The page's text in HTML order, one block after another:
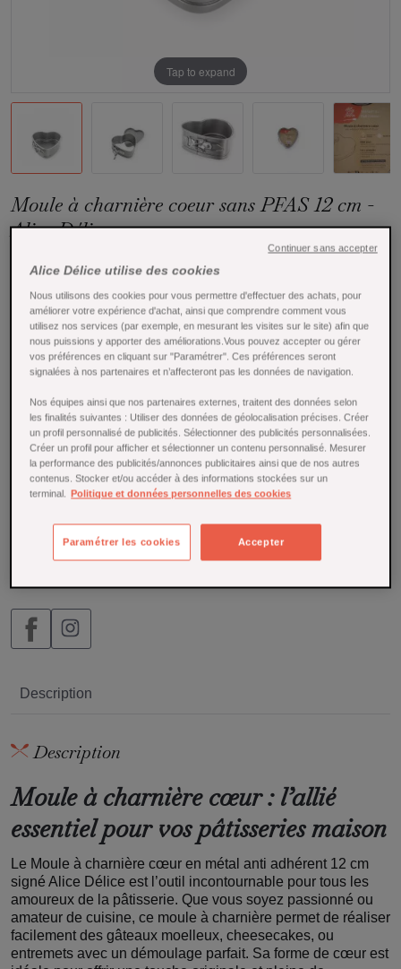
Tap to expand
Moule à charnière coeur sans PFAS 12 cm -
Alice Délice
Réaliser de délicieuses pâtisseries remplies d’amour avec
ce moule à charnière en métal anti adhérent de la marque
Alice Délice en forme de cœur.
En savoir plus
En stock
12,00 €
🕒 Livraison sous 3-4 jours - gratuite dès 69€ avec Mondial
Relay
 AJOUTER AU PANIER
Description
Description
Moule à charnière cœur : l’allié
essentiel pour vos pâtisseries maison
Le Moule à charnière cœur en métal anti adhérent 12 cm
signé Alice Délice est l’outil incontournable pour tous les
amoureux de la pâtisserie. Que vous soyez passionné ou
amateur de cuisine, ce moule à charnière permet de réaliser
facilement des gâteaux moelleux, cheesecakes, ou
entremets avec un démoulage parfait. Sa forme de cœur est
Alice Délice utilise des cookies
Nous utilisons des cookies pour vous permettre d'effectuer des achats, pour
améliorer votre expérience d'achat, ainsi que comprendre comment vous
utilisez nos services (par exemple, en mesurant les visites sur le site) afin que
nous puissions y apporter des améliorations.Vous pouvez accepter ou gérer
vos préférences en cliquant sur "Paramétrer". Ces préférences seront
signalées à nos partenaires et n’affecteront pas les données de navigation.
Nos équipes ainsi que nos partenaires externes, traitent des données selon
les finalités suivantes : Utiliser des données de géolocalisation précises. Créer
un profil personnalisé de publicités. Sélectionner des publicités personnalisées.
Créer un profil pour afficher et sélectionner un contenu personnalisé. Mesurer
la performance des publicités/annonces publicitaires ainsi que de nos autres
contenus. Stocker et/ou accéder à des informations stockées sur un
terminal. Politique et données personnelles des cookies
Accepter
Paramétrer les cookies
Continuer sans accepter